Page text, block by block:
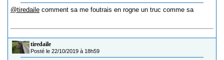
@tiredaile comment sa me foutrais en rogne un truc comme sa
tiredaile
Posté le 22/10/2019 à 18h59